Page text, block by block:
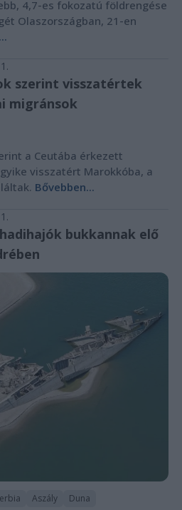
4,7-es fokozatú földrengése
Olaszországban, 21-en
szerint visszatértek
migránsok
a Ceutába érkezett
visszatért Marokkóba, a
Bővebben...
bukkannak elő
Aszály Duna